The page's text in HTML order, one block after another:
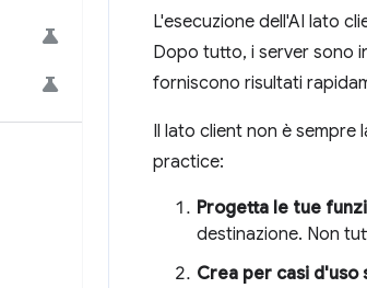
L'esecuzione dell'AI lato
Dopo tutto, i server sono
forniscono risultati
Il lato client non è sempre
practice:
Progetta le tue
destinazione. Non
Crea per casi d'uso